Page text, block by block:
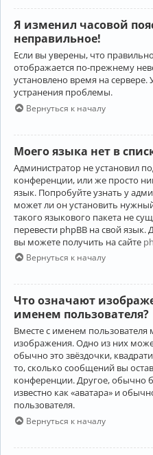
Я изменил часовой
неправильное!
Если вы уверены, что
отображается по-прежнему
установлено время на
устранения проблемы.
Вернуться к началу
Моего языка нет в
Администратор не установил
конференции, или же просто
язык. Попробуйте узнать у
может ли он установить
такого языкового пакета не
перевести phpBB на свой
вы можете получить на сайте
Вернуться к началу
Что означают
именем пользователя?
Вместе с именем пользователя
изображения. Одно из них
обычно это звёздочки,
то, сколько сообщений вы
конференции. Другое, обычно
известно как «аватара» и
пользователя.
Вернуться к началу